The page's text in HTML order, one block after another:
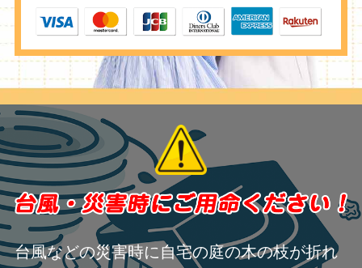
台風などの災害時に自宅の庭の木の枝が折れ